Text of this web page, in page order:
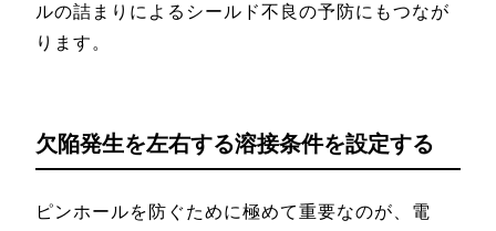
ルの詰まりによるシールド不良の予防にもつなが
ります。
欠陥発生を左右する溶接条件を設定する
ピンホールを防ぐために極めて重要なのが、電